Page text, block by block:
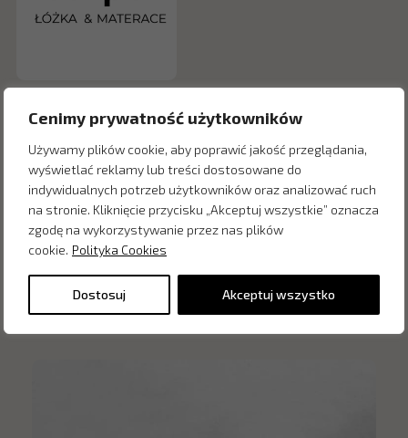
Cenimy prywatność użytkowników
Używamy plików cookie, aby poprawić jakość przeglądania,
wyświetlać reklamy lub treści dostosowane do
indywidualnych potrzeb użytkowników oraz analizować ruch
na stronie. Kliknięcie przycisku „Akceptuj wszystkie” oznacza
zgodę na wykorzystywanie przez nas plików
cookie. Polityka Cookies
Dostosuj Akceptuj wszystko
Inne produkty z kategorii